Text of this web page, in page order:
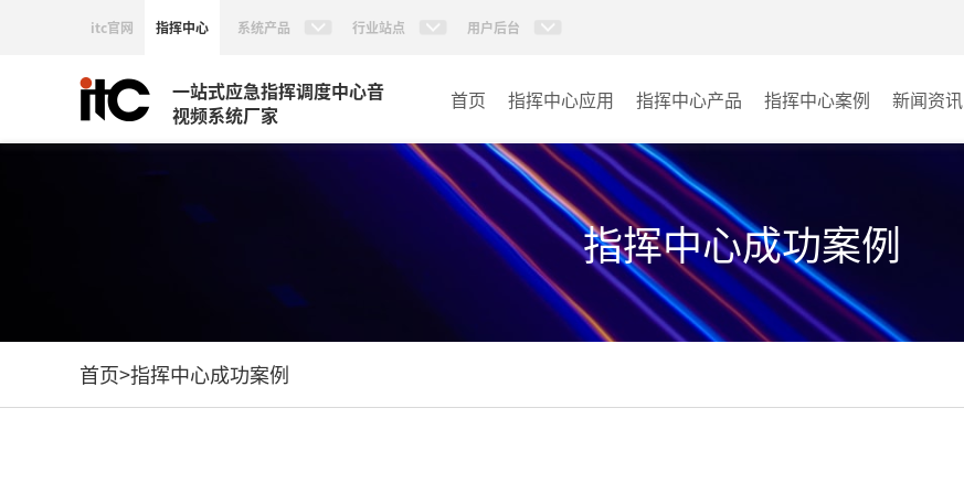
itc官网 指挥中心 系统产品 行业站点 用户后台
一站式应急指挥调度中心音
视频系统厂家
首页 指挥中心应用 指挥中心产品
KVM坐席管理系统
AI智慧分布式系统
无感调度系统
AI指挥调度系统
指挥中心案例
政府指挥中心
大数据指挥中心
监控指挥中心
新闻资讯
指挥中心成功案例
首页>指挥中心成功案例